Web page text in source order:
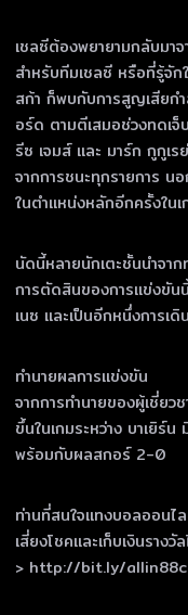
เชลซีต้องพยายามกลับมา
สำหรับทีมเชลซี หรือที่รู้จัก
สก้า ก็พบกับการสูญเสียก
อร์ด ตามตีเสมอช่วงทดเ
รีซ เจมส์ และ มาร์ก กูกูเ
จากการชนะทุกรายการ น
ในตำแหน่งหลักอีกครั้งใน
นัดนี้หลายนักเตะชั้นนำจา
การตัดสินของการแข่งขัน
เนซ และเป็นอีกหนึ่งการเ
ทำนายผลการแข่งขัน
จากการทำนายของผู้เชี่ย
ขึ้นในเกมระหว่าง บาเยิร์
พร้อมกับผลสกอร์ 2-0
ท่านที่สนใจแทงบอลออนไ
เสี่ยงโชคและเก็บเงินรางวั
> http://bit.ly/